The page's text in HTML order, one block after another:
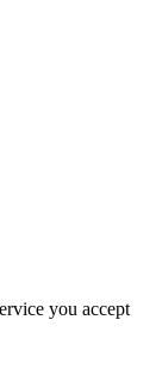
you accept